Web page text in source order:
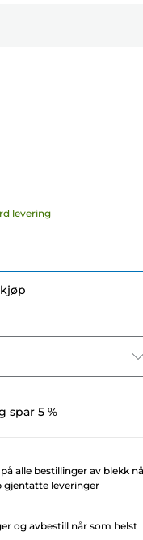
levering
spar 5 %
på alle bestillinger av blekk
gjentatte leveringer
og avbestill når som helst